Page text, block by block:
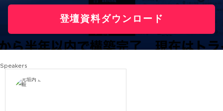
登壇資料ダウンロード
Speakers